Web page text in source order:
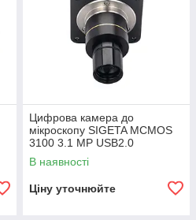
Цифрова камера до
мікроскопу SIGETA MCMOS
3100 3.1 MP USB2.0
В наявності
Ціну уточнюйте